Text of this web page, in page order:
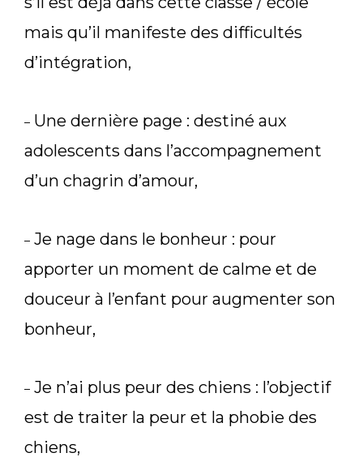
mais qu’il manifeste des difficultés
d’intégration,
– Une dernière page : destiné aux
adolescents dans l’accompagnement
d’un chagrin d’amour,
– Je nage dans le bonheur : pour
apporter un moment de calme et de
douceur à l’enfant pour augmenter son
bonheur,
– Je n’ai plus peur des chiens : l’objectif
est de traiter la peur et la phobie des
chiens,